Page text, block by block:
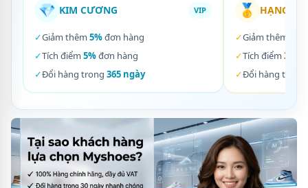
💎 KIM CƯƠNG VIP
✓Giảm thêm 5%đơn hàng
✓Tích điểm 5%đơn hàng
✓Đổi hàng trong 365 ngày
🥇 HẠNG
✓Giảm thêm
✓Tích điểm 3%
✓Đổi hàng trong